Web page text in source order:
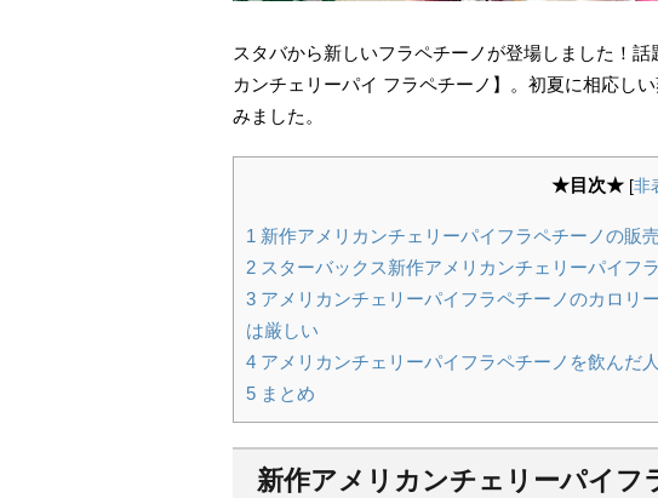
スタバから新しいフラペチーノが登場しました！
カンチェリーパイ フラペチーノ】。初夏に相応し
みました。
★目次★ [非
1 新作アメリカンチェリーパイフラペチーノの販
2 スターバックス新作アメリカンチェリーパイフ
3 アメリカンチェリーパイフラペチーノのカロリ
は厳しい
4 アメリカンチェリーパイフラペチーノを飲んだ
5 まとめ
新作アメリカンチェリーパイフ